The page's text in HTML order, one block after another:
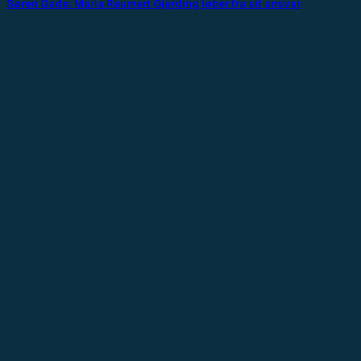
Søren Gade: Maria Reumert Gjerding løber fra sit ansvar